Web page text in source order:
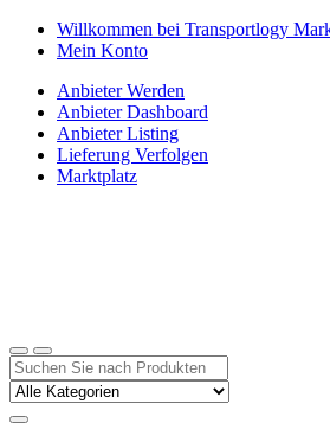
Navigation
Zum
Inhalt
Willkommen bei Transportlogy
Mein Konto
Anbieter Werden
Anbieter Dashboard
Anbieter Listing
Lieferung Verfolgen
Marktplatz
Suchen
nach: